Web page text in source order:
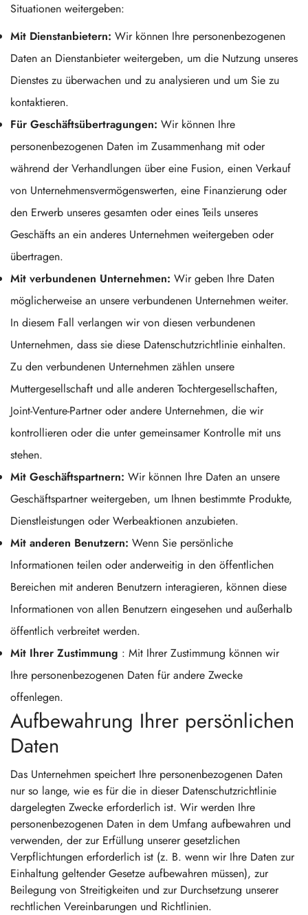
Situationen weitergeben:
Mit Dienstanbietern: Wir können Ihre personenbezogenen
Daten an Dienstanbieter weitergeben, um die Nutzung unseres
Dienstes zu überwachen und zu analysieren und um Sie zu
kontaktieren.
Für Geschäftsübertragungen: Wir können Ihre
personenbezogenen Daten im Zusammenhang mit oder
während der Verhandlungen über eine Fusion, einen Verkauf
von Unternehmensvermögenswerten, eine Finanzierung oder
den Erwerb unseres gesamten oder eines Teils unseres
Geschäfts an ein anderes Unternehmen weitergeben oder
übertragen.
Mit verbundenen Unternehmen: Wir geben Ihre Daten
möglicherweise an unsere verbundenen Unternehmen weiter.
In diesem Fall verlangen wir von diesen verbundenen
Unternehmen, dass sie diese Datenschutzrichtlinie einhalten.
Zu den verbundenen Unternehmen zählen unsere
Muttergesellschaft und alle anderen Tochtergesellschaften,
Joint-Venture-Partner oder andere Unternehmen, die wir
kontrollieren oder die unter gemeinsamer Kontrolle mit uns
stehen.
Mit Geschäftspartnern: Wir können Ihre Daten an unsere
Geschäftspartner weitergeben, um Ihnen bestimmte Produkte,
Dienstleistungen oder Werbeaktionen anzubieten.
Mit anderen Benutzern: Wenn Sie persönliche
Informationen teilen oder anderweitig in den öffentlichen
Bereichen mit anderen Benutzern interagieren, können diese
Informationen von allen Benutzern eingesehen und außerhalb
öffentlich verbreitet werden.
Mit Ihrer Zustimmung : Mit Ihrer Zustimmung können wir
Ihre personenbezogenen Daten für andere Zwecke
offenlegen.
Aufbewahrung Ihrer persönlichen
Daten
Das Unternehmen speichert Ihre personenbezogenen Daten
nur so lange, wie es für die in dieser Datenschutzrichtlinie
dargelegten Zwecke erforderlich ist. Wir werden Ihre
personenbezogenen Daten in dem Umfang aufbewahren und
verwenden, der zur Erfüllung unserer gesetzlichen
Verpflichtungen erforderlich ist (z. B. wenn wir Ihre Daten zur
Einhaltung geltender Gesetze aufbewahren müssen), zur
Beilegung von Streitigkeiten und zur Durchsetzung unserer
rechtlichen Vereinbarungen und Richtlinien.